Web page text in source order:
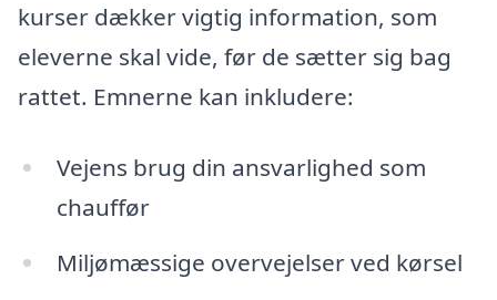
kurser dækker vigtig information, som
eleverne skal vide, før de sætter sig bag
rattet. Emnerne kan inkludere:
Vejens brug din ansvarlighed som
chauffør
Miljømæssige overvejelser ved kørsel